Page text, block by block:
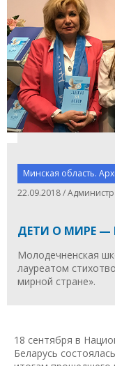
Минская область.
22.09.2018 /
ДЕТИ О МИРЕ —
Молодечненская
лауреатом
мирной стране».
18 сентября в
Беларусь